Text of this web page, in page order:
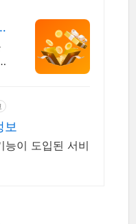
보
능이 도입된 서비